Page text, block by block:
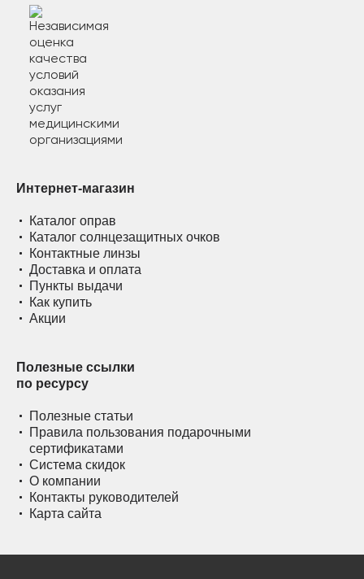
Интернет-магазин
Каталог оправ
Каталог солнцезащитных очков
Контактные линзы
Доставка и оплата
Пункты выдачи
Как купить
Акции
Полезные ссылки
по ресурсу
Полезные статьи
Правила пользования подарочными
сертификатами
Система скидок
О компании
Контакты руководителей
Карта сайта